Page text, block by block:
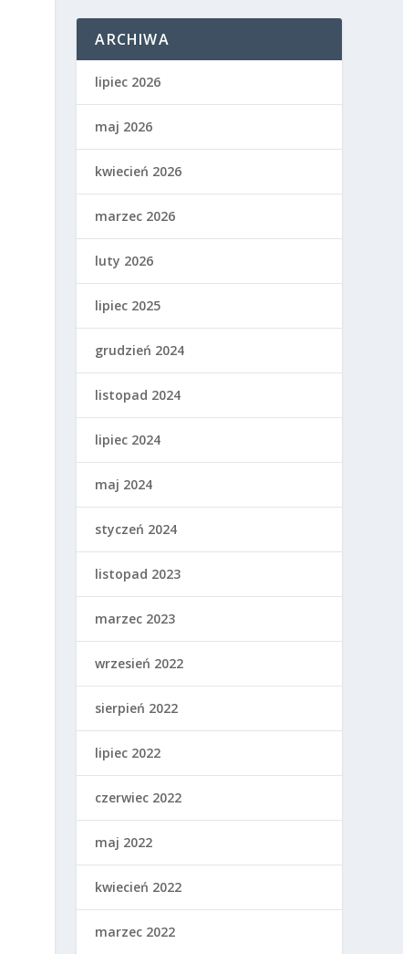
ARCHIWA
lipiec 2026
maj 2026
kwiecień 2026
marzec 2026
luty 2026
lipiec 2025
grudzień 2024
listopad 2024
lipiec 2024
maj 2024
styczeń 2024
listopad 2023
marzec 2023
wrzesień 2022
sierpień 2022
lipiec 2022
czerwiec 2022
maj 2022
kwiecień 2022
marzec 2022